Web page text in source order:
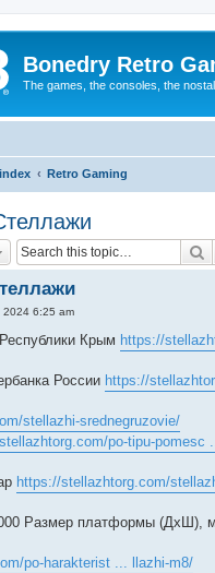
Bonedry Retro
The games, the consoles, the
Retro Gaming
2024 6:25 am
Крым https://
России https://
stellazhi-srednegruzovie/
po-tipu-pomesc
https://stellazhtorg.com/
Размер платформы (ДхШ),
po-harakterist ... llazhi-m8/